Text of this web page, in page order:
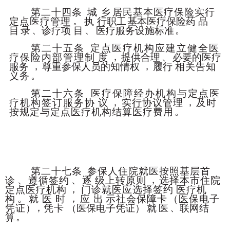
第二十四条 城 乡 居民基本医疗保险实行
定点医疗管理 。 执 行职工基本医疗保险药 品
目 录 、 诊疗项 目 、 医疗服务设施标准。
第二十五条
定点医疗机构应建立健全医
疗保险内部管理制
度 ， 提供合理 、
必要的医疗
服务
， 尊重参保人员的知情权 ， 履行 相关告知
义务 。
第二十六条
医疗保障经办机构与定点医
疗机构签订服务协 议 ， 实行协议管理 ， 及时
按规定与定点医疗机构结算医疗费用 。
第二十七条 参保人住院就医按照基层首
诊 、 遵循签约 、 逐 级上转原则 ， 选择本市住院
定点医疗机构
， 门诊就医应选择签约 医疗机
构 。 就 医 时 ， 应 出 示社会保障卡
（医保电子
凭证 ） ， 凭卡 （医保电子凭证） 就 医 、 联网结
算。